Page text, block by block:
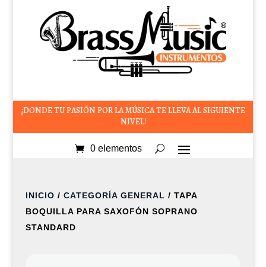
¡DONDE TU PASIÓN POR LA MÚSICA TE LLEVA AL SIGUIENTE
NIVEL!
0 elementos
INICIO / CATEGORÍA GENERAL / TAPA
BOQUILLA PARA SAXOFÓN SOPRANO
STANDARD